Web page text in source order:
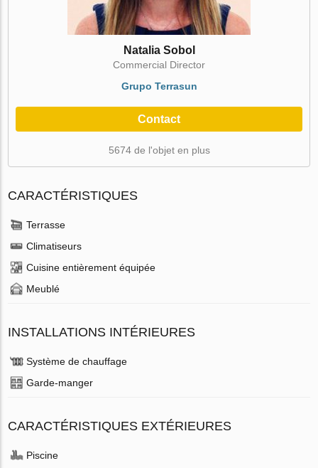
Natalia Sobol
Commercial Director
Grupo Terrasun
Contact
5674 de l'objet en plus
CARACTÉRISTIQUES
Terrasse
Climatiseurs
Cuisine entièrement équipée
Meublé
INSTALLATIONS INTÉRIEURES
Système de chauffage
Garde-manger
CARACTÉRISTIQUES EXTÉRIEURES
Piscine